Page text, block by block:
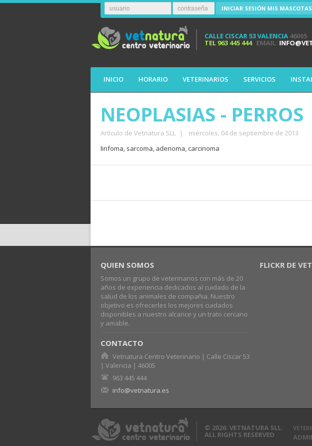
INICIAR SESIÓN MIS MASCOTAS
CALLE CISCAR 53 VALENCIA 46005
TEL 963 445 444EMAIL:
INICIO HORARIO VETERINARIOS SERVICIOS
NEOPLASIAS - PERROS
Artículo de Vetnatura SLL |
miércoles, 04 de septiembre de 2013
linfoma, sarcoma, adenoma, carcinoma
QUIEN SOMOS
Somos un grupo de veterinarios con más de 20
años de experiencia dedicados al cuidado de la
salud de los animales de compañia. Nuestro
objetivo es ofrecerles los mejores cuidados
disponibles a nuestro alcance y un trato cercano
y amable.
CONTACTO
Vetnatura Centro Veterinario | Calle Ciscar 53
| Valencia | 46005
963 445 444
info@vetnatura.es
FLICKR DE
© 2026. VETNATURA SLL.
ALL RIGHTS RESERVED